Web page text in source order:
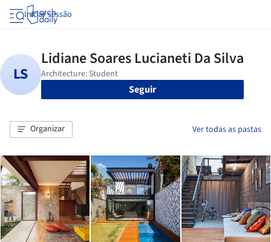
Iniciar sessão
Seguir
Organizar Ver todas as pastas